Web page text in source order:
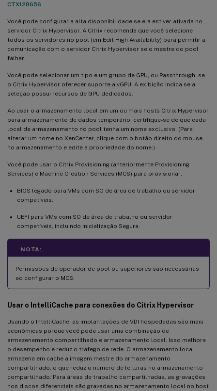
CTX128656
Você pode configurar a alta disponibilidade se ela estiver ativada no
servidor Citrix Hypervisor. A Citrix recomenda que você selecione
todos os servidores no pool (em Edit High Availability) para permitir a
comunicação com o servidor Citrix Hypervisor se o mestre do pool
falhar.
Você pode selecionar um tipo e um grupo de GPU, ou Passthrough, se
o Citrix Hypervisor oferecer suporte a vGPU. A exibição indica se a
seleção possui recursos de GPU dedicados.
Ao usar o armazenamento local em um ou mais hosts Citrix Hypervisor
para armazenamento de dados temporário, certifique-se de que cada
local de armazenamento no pool tenha um nome exclusivo. (Para
alterar um nome no XenCenter, clique com o botão direito do mouse
no armazenamento e edite a propriedade do nome.)
Você pode usar o Citrix Provisioning (anteriormente Provisioning
Services) e Machine Creation Services (MCS) para provisionar:
BIOS legado para VMs com SO de área de trabalho ou servidor
compatíveis.
UEFI para VMs com SO de área de trabalho ou servidor
compatíveis, incluindo Inicialização Segura.
NOTA:
Permissões de operador de pool ou superiores são necessárias
ao configurar o MCS.
Usar o IntelliCache para conexões do Citrix Hypervisor
Usando o IntelliCache, as implantações de VDI hospedadas são mais
econômicas porque você pode usar uma combinação de
armazenamento compartilhado e armazenamento local. Isso melhora
o desempenho e reduz o tráfego de rede. O armazenamento local
armazena em cache a imagem mestre do armazenamento
compartilhado, o que reduz o número de leituras no armazenamento
compartilhado. Para áreas de trabalho compartilhadas, as gravações
nos discos diferenciais são gravadas no armazenamento local no host